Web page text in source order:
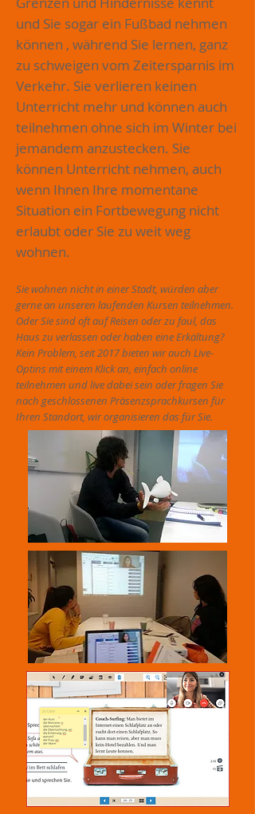
und Sie sogar ein Fußbad nehmen
können , während Sie lernen, ganz
zu schweigen vom Zeitersparnis im
Verkehr. Sie verlieren keinen
Unterricht mehr und können auch
teilnehmen ohne sich im Winter bei
jemandem anzustecken. Sie
können Unterricht nehmen, auch
wenn Ihnen Ihre momentane
Situation ein Fortbewegung nicht
erlaubt oder Sie zu weit weg
wohnen.
Sie wohnen nicht in einer Stadt, würden aber
gerne an unseren laufenden Kursen teilnehmen.
Oder Sie sind oft auf Reisen oder zu faul, das
Haus zu verlassen oder haben eine Erkältung?
Kein Problem, seit 2017 bieten wir auch Live-
Optins mit einem Klick an, einfach online
teilnehmen und live dabei sein oder fragen Sie
nach geschlossenen Präsenzsprachkursen für
Ihren Standort, wir organisieren das für Sie.